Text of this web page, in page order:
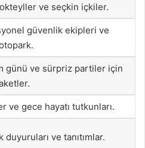
ve seçkin içkiler.
güvenlik ekipleri ve
günü ve sürpriz partiler için
ve gece hayatı tutkunları.
duyuruları ve tanıtımlar.